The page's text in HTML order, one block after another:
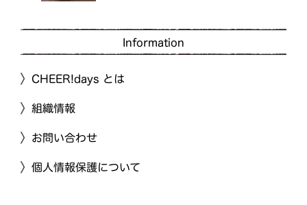
Information
CHEER!days とは
組織情報
お問い合わせ
個人情報保護について